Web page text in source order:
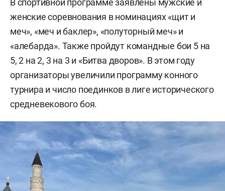
В спортивной программе заявлены мужские и
женские соревнования в номинациях «щит и
меч», «меч и баклер», «полуторный меч» и
«алебарда». Также пройдут командные бои 5 на
5, 2 на 2, 3 на 3 и «Битва дворов». В этом году
организаторы увеличили программу конного
турнира и число поединков в лиге исторического
средневекового боя.